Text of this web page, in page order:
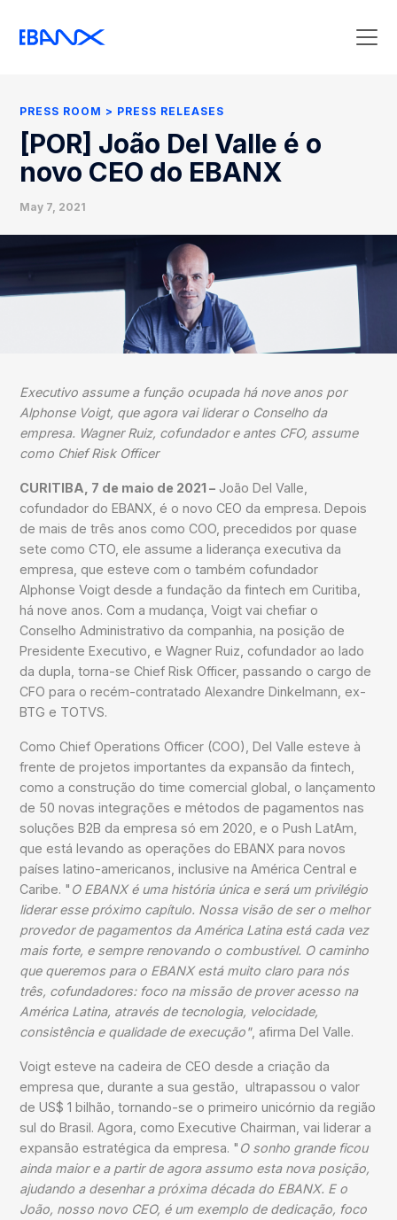
Clipping
Contact Press
PRESS ROOM PRESS RELEASES
[POR] João Del Valle é o
novo CEO do EBANX
May 7, 2021
Executivo assume a função ocupada há nove anos por
Alphonse Voigt, que agora vai liderar o Conselho da
empresa. Wagner Ruiz, cofundador e antes CFO, assume
como Chief Risk Officer
CURITIBA, 7 de maio de 2021 – João Del Valle,
cofundador do EBANX, é o novo CEO da empresa. Depois
de mais de três anos como COO, precedidos por quase
sete como CTO, ele assume a liderança executiva da
empresa, que esteve com o também cofundador
Alphonse Voigt desde a fundação da fintech em Curitiba,
há nove anos. Com a mudança, Voigt vai chefiar o
Conselho Administrativo da companhia, na posição de
Presidente Executivo, e Wagner Ruiz, cofundador ao lado
da dupla, torna-se Chief Risk Officer, passando o cargo de
CFO para o recém-contratado Alexandre Dinkelmann, ex-
BTG e TOTVS.
Como Chief Operations Officer (COO), Del Valle esteve à
frente de projetos importantes da expansão da fintech,
como a construção do time comercial global, o lançamento
de 50 novas integrações e métodos de pagamentos nas
soluções B2B da empresa só em 2020, e o Push LatAm,
que está levando as operações do EBANX para novos
países latino-americanos, inclusive na América Central e
Caribe. " O EBANX é uma história única e será um privilégio
liderar esse próximo capítulo. Nossa visão de ser o melhor
provedor de pagamentos da América Latina está cada vez
mais forte, e sempre renovando o combustível. O caminho
que queremos para o EBANX está muito claro para nós
três, cofundadores: foco na missão de prover acesso na
América Latina, através de tecnologia, velocidade,
consistência e qualidade de execução", afirma Del Valle.
Voigt esteve na cadeira de CEO desde a criação da
empresa que, durante a sua gestão, ultrapassou o valor
de US$ 1 bilhão, tornando-se o primeiro unicórnio da região
sul do Brasil. Agora, como Executive Chairman, vai liderar a
expansão estratégica da empresa. " O sonho grande ficou
ainda maior e a partir de agora assumo esta nova posição,
ajudando a desenhar a próxima década do EBANX. E o
João, nosso novo CEO, é um exemplo de dedicação, foco